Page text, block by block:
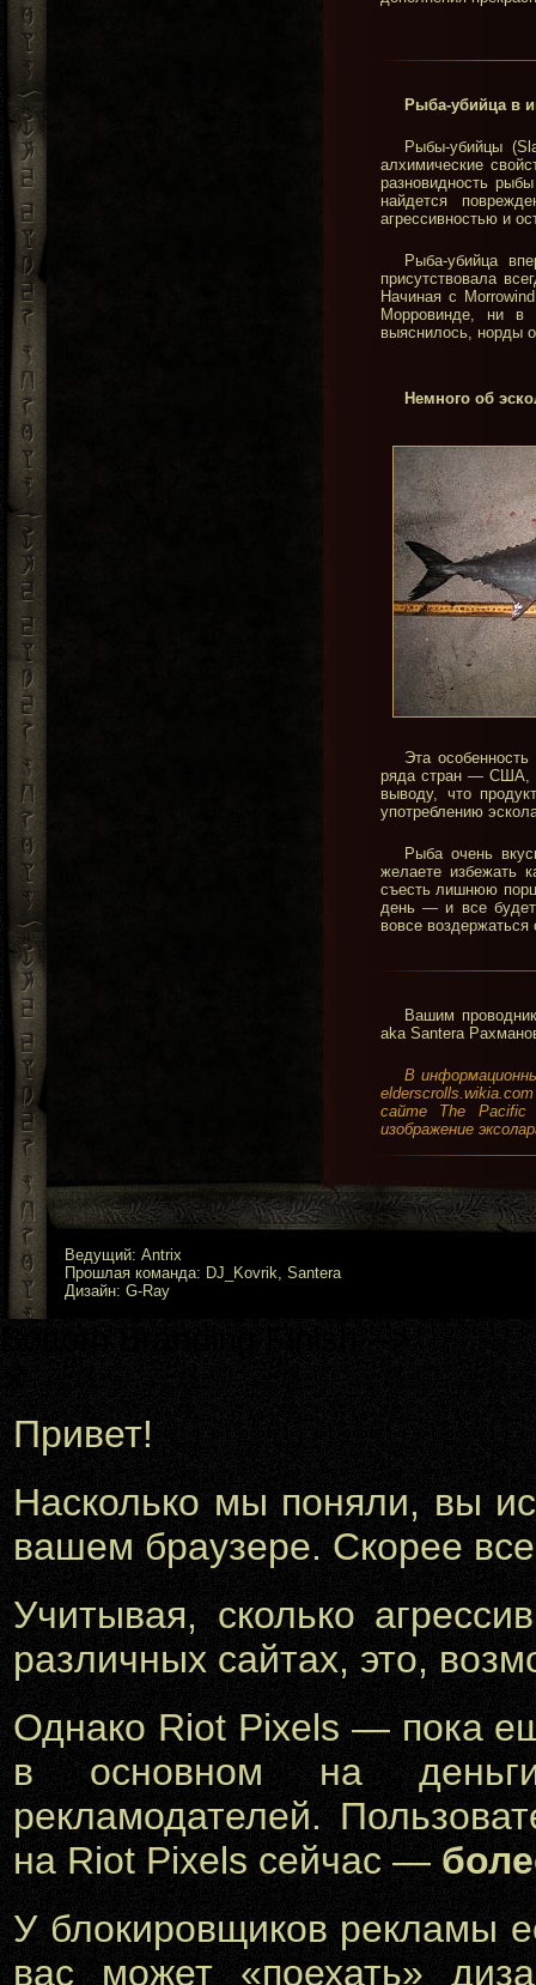
Рыба-убийца в
Рыбы-убийцы
алхимические
разновидность
найдется
агрессивностью и
Рыба-убийца
присутствовала
Начиная с
Морровинде, ни в
выяснилось, норды
Немного об
Эта
ряда стран — США,
выводу, что
употреблению
Рыба очень
желаете избежать
съесть лишнюю
день — и все
вовсе
Вашим
aka Santera
В
сайте The Pacific
изображение
Ведущий: Antrix
Прошлая команда: DJ_Kovrik, Santera
Дизайн: G-Ray
Привет!
Насколько мы поняли, вы
вашем браузере. Скорее
Учитывая, сколько
различных сайтах, это,
Однако Riot Pixels — пока
в основном на
рекламодателей.
на Riot Pixels сейчас —
У блокировщиков рекламы
вас может «поехать»